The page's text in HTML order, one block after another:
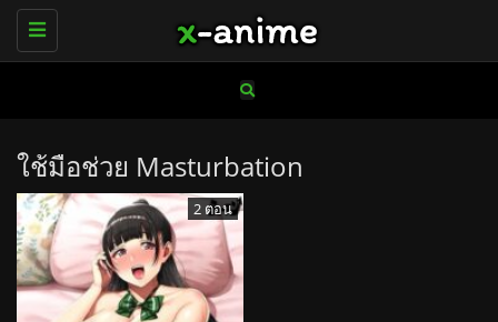
Toggle
navigation
ใช้มือช่วย Masturbation
2 ตอน